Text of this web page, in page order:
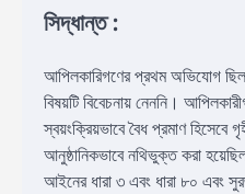
সিদ্ধান্ত :
আপিলকারিগণের প্রথম অভিযোগ ছিল,
বিষয়টি বিবেচনায় নেননি।
স্বয়ংক্রিয়ভাবে বৈধ প্রমাণ হিসেবে
আনুষ্ঠানিকভাবে নথিভুক্ত করা
আইনের ধারা ৩ এবং ধারা ৮০ এবং